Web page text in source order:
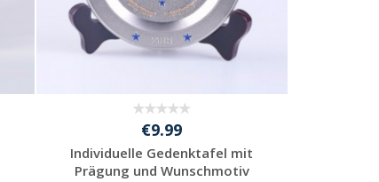
€9.99
Individuelle Gedenktafel mit
Prägung und Wunschmotiv